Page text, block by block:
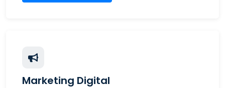
Marketing Digital